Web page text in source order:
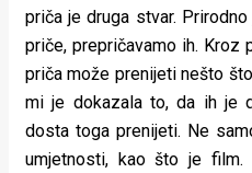
priča je druga stvar.
priče, prepričavamo ih. Kroz
priča može prenijeti nešto
mi je dokazala to, da ih je
dosta toga prenijeti. Ne
umjetnosti, kao što je film.